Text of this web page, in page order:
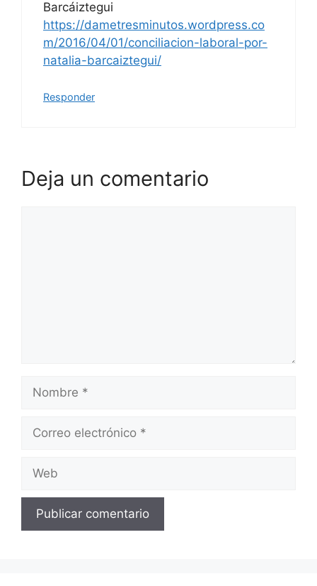
Barcáiztegui
https://dametresminutos.wordpress.co
m/2016/04/01/conciliacion-laboral-por-
natalia-barcaiztegui/
Responder
Deja un comentario
Nombre
Correo
Web